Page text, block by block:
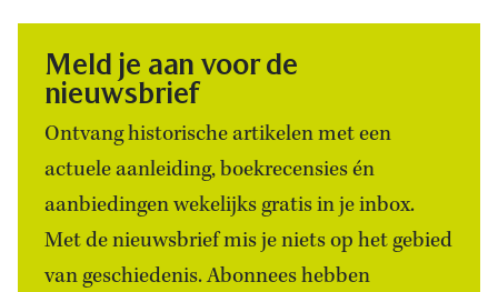
Meld je aan voor de
nieuwsbrief
Ontvang historische artikelen met een
actuele aanleiding, boekrecensies én
aanbiedingen wekelijks gratis in je inbox.
Met de nieuwsbrief mis je niets op het gebied
van geschiedenis. Abonnees hebben